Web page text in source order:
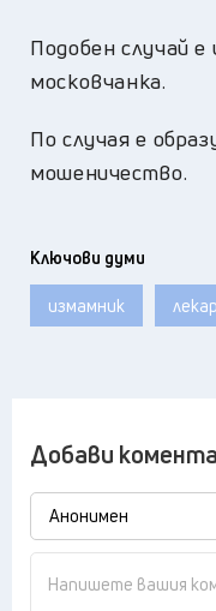
Подобен случай
московчанка.
По случая е
мошеничество.
Ключови думи
измамник
Добави